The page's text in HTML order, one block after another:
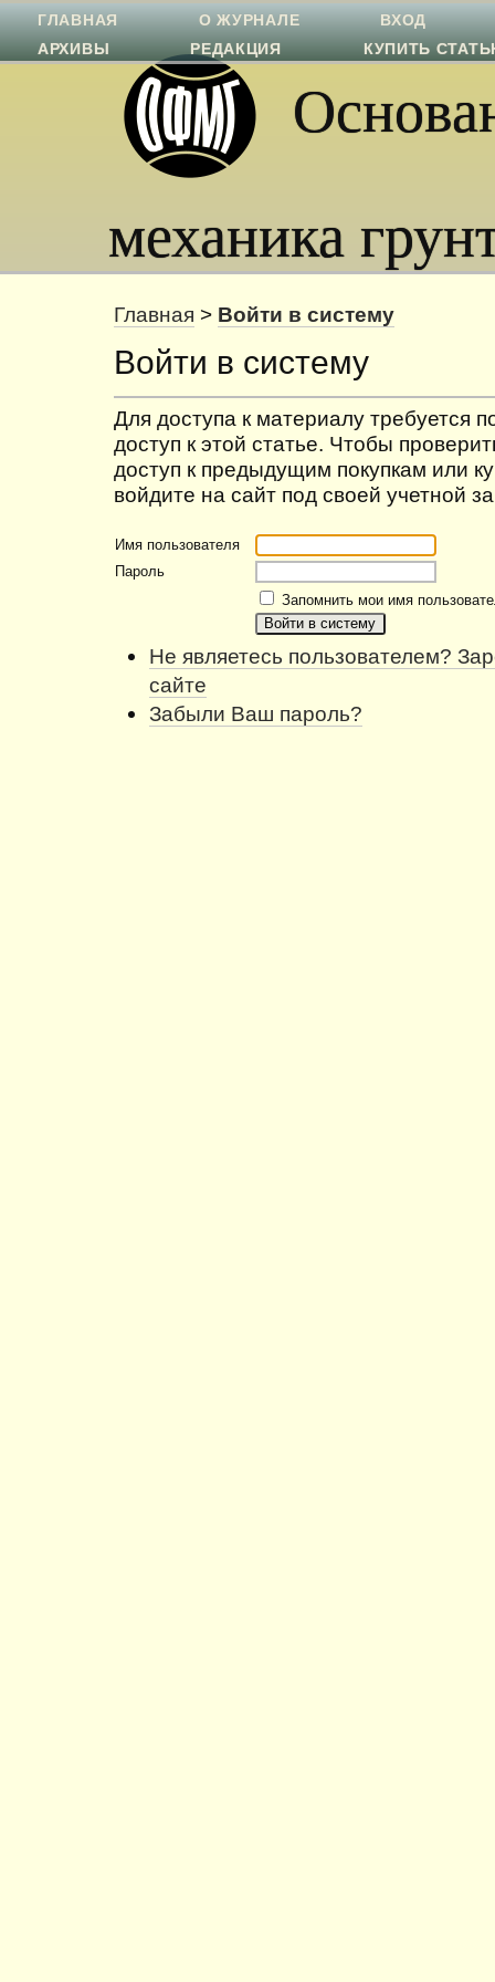
механика
ГЛАВНАЯ О ЖУРНАЛЕ
ВХОД
АРХИВЫ
РЕДАКЦИЯ КУПИТЬ
Главная > Войти в систему
Войти в систему
Для доступа к материалу требуется
доступ к этой статье. Чтобы
доступ к предыдущим покупкам или
войдите на сайт под своей учетной
Имя пользователя
Пароль
Запомнить мои имя
Не являетесь пользователем?
сайте
Забыли Ваш пароль?